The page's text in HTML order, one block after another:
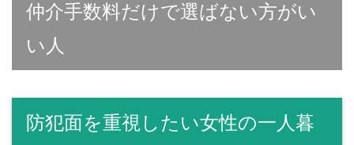
仲介手数料だけで選ばない方がい
い人
防犯面を重視したい女性の一人暮